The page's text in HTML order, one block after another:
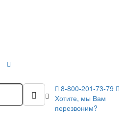
8-800-201-73-79
Хотите, мы Вам
перезвоним?